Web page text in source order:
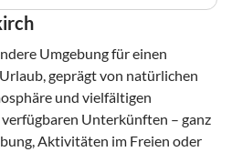
Umgebung für einen
geprägt von natürlichen
und vielfältigen
Unterkünften – ganz
Aktivitäten im Freien oder